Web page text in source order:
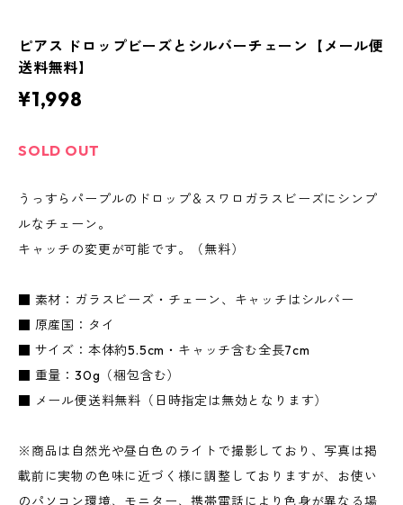
ピアス ドロップビーズとシルバーチェーン【メール便
送料無料】
¥1,998
SOLD OUT
うっすらパープルのドロップ＆スワロガラスビーズにシンプ
ルなチェーン。
キャッチの変更が可能です。（無料）
■ 素材：ガラスビーズ・チェーン、キャッチはシルバー
■ 原産国：タイ
■ サイズ：本体約5.5cm・キャッチ含む全長7cm
■ 重量：30g（梱包含む）
■ メール便送料無料（日時指定は無効となります）
※商品は自然光や昼白色のライトで撮影しており、写真は掲
載前に実物の色味に近づく様に調整しておりますが、お使い
のパソコン環境、モニター、携帯電話により色身が異なる場